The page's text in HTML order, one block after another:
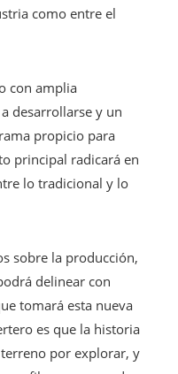
como entre el
con amplia
desarrollarse y un
propicio para
principal radicará en
lo tradicional y lo
sobre la producción,
delinear con
tomará esta nueva
es que la historia
por explorar, y